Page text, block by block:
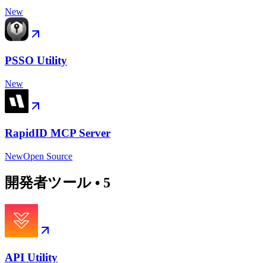
New
PSSO Utility
New
RapidID MCP Server
NewOpen Source
開発者ツール • 5
API Utility